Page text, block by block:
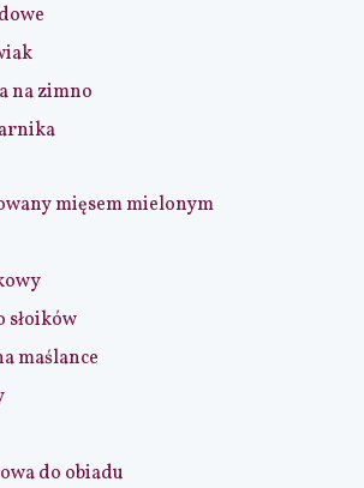
na zimno
mięsem mielonym
słoików
maślance
do obiadu